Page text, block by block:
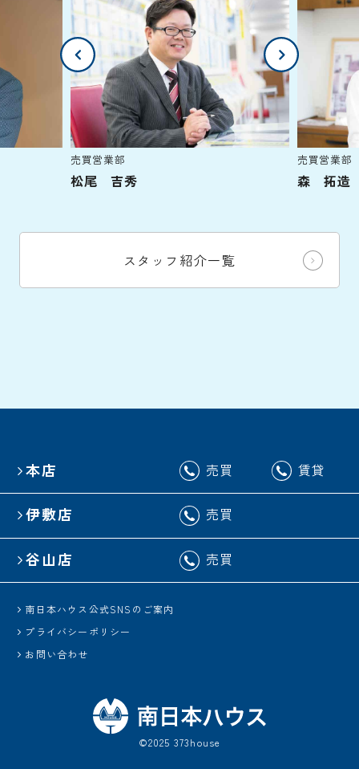
売買営業部
松尾 吉秀
売買営業部
森 拓造
スタッフ紹介一覧
本店 売買 賃貸
伊敷店 売買
谷山店 売買
南日本ハウス公式SNSのご案内
プライバシーポリシー
お問い合わせ
©2025 373house